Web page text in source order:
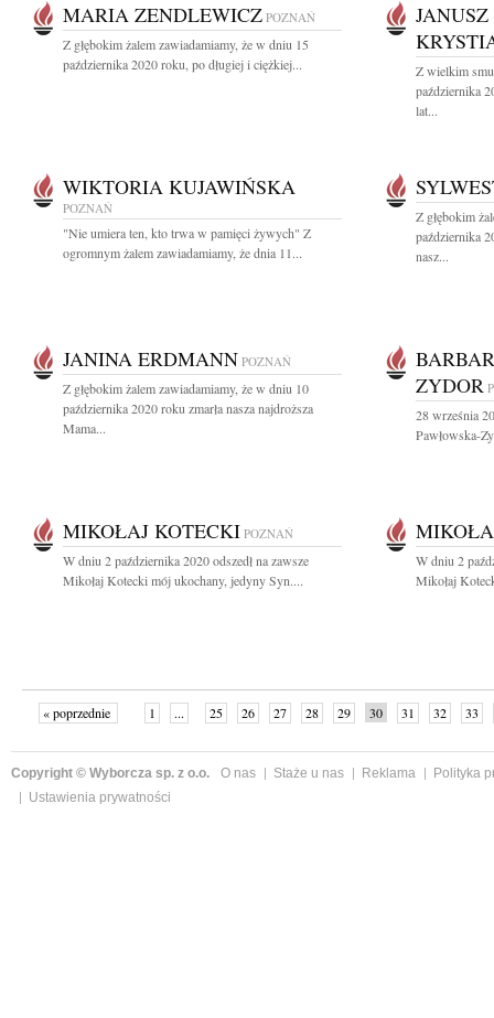
MARIA ZENDLEWICZ POZNAŃ
Z głębokim żalem zawiadamiamy, że w dniu 15
października 2020 roku, po długiej i ciężkiej...
Z wielkim
października
lat...
WIKTORIA KUJAWIŃSKA
POZNAŃ
"Nie umiera ten, kto trwa w pamięci żywych" Z
ogromnym żalem zawiadamiamy, że dnia 11...
Z głębokim
października
nasz...
JANINA ERDMANN POZNAŃ
Z głębokim żalem zawiadamiamy, że w dniu 10
października 2020 roku zmarła nasza najdroższa
Mama...
ZYDOR
28 września
Pawłowska-
MIKOŁAJ KOTECKI POZNAŃ
W dniu 2 października 2020 odszedł na zawsze
Mikołaj Kotecki mój ukochany, jedyny Syn....
W dniu 2
Mikołaj
« poprzednie 1 ... 25 26 27 28 29 30 31 32
33
Copyright © Wyborcza sp. z o.o. O nas Staże u nas Reklama
Polityka
Ustawienia prywatności